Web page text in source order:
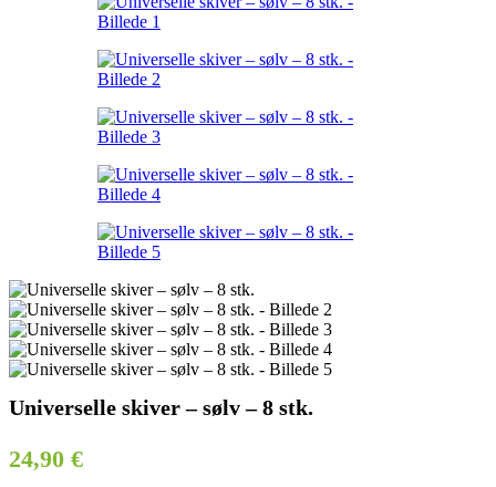
Universelle skiver – sølv – 8 stk.
24,90 €